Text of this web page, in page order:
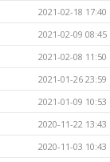
2021-02-18 17:40
2021-02-09 08:45
2021-02-08 11:50
2021-01-26 23:59
2021-01-09 10:53
2020-11-22 13:43
2020-11-03 10:43